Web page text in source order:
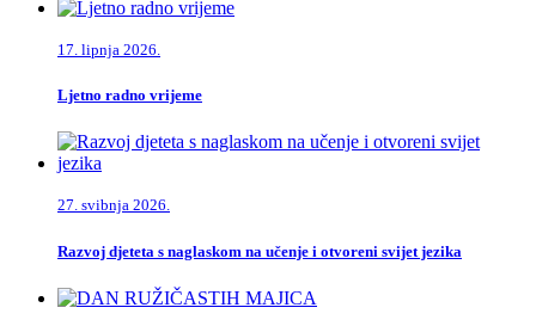
17. lipnja 2026.
Ljetno radno vrijeme
27. svibnja 2026.
Razvoj djeteta s naglaskom na učenje i otvoreni svijet jezika